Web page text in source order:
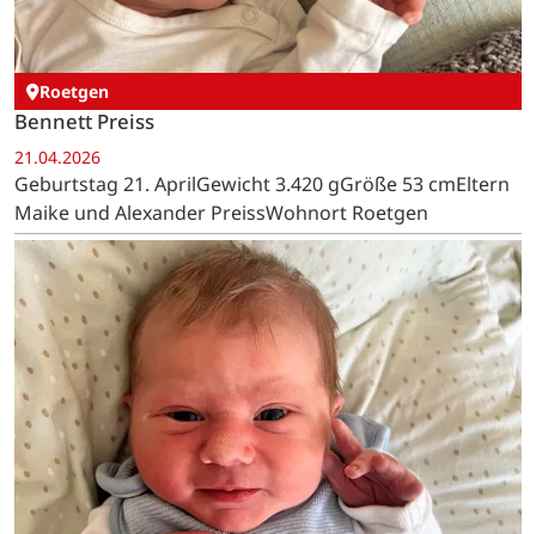
Roetgen
Bennett Preiss
21.04.2026
Geburtstag 21. AprilGewicht 3.420 gGröße 53 cmEltern
Maike und Alexander PreissWohnort Roetgen